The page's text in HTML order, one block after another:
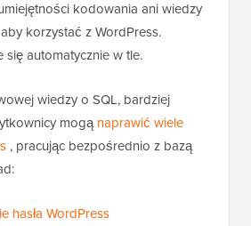
kodowania ani wiedzy
korzystać z WordPress.
wiedzy o SQL, bardziej
mogąnaprawić wiele
, pracując bezpośrednio z bazą